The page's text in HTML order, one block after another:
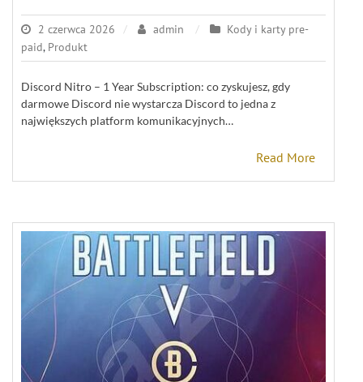
2 czerwca 2026 admin
Kody i karty pre-
paid, Produkt
Discord Nitro – 1 Year Subscription: co zyskujesz, gdy
darmowe Discord nie wystarcza Discord to jedna z
największych platform komunikacyjnych…
Read More